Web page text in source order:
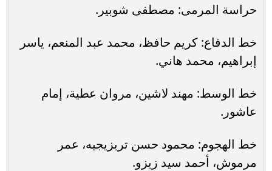
حراسة المرمى: مصطفى شوبير.
خط الدفاع: كريم حافظ، محمد عبد المنعم، ياسر
إبراهيم، محمد هاني.
خط الوسط: مهند لاشين، مروان عطية، إمام
عاشور.
خط الهجوم: محمود حسن تريزيجيه، عمر
مرموش، أحمد سيد زيزو.